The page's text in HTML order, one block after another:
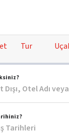
Tur
Dışı, Otel Adı
Tarihleri